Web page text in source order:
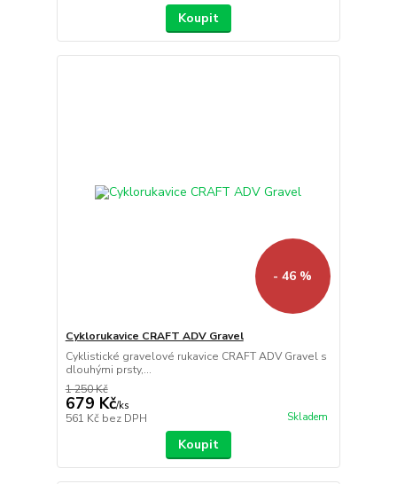
Koupit
- 46 %
Cyklorukavice CRAFT ADV Gravel
Cyklistické gravelové rukavice CRAFT ADV Gravel s
dlouhými prsty,...
1 250 Kč
679 Kč/ks
561 Kč bez DPH Skladem
Koupit